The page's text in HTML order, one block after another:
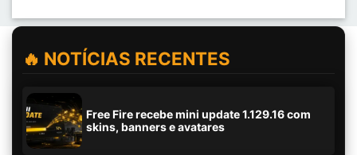
🔥 NOTÍCIAS RECENTES
Free Fire recebe mini update 1.129.16 com
skins, banners e avatares